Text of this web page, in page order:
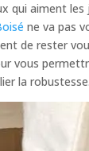
qui aiment
ne va pas
de rester
vous
la robustesse.